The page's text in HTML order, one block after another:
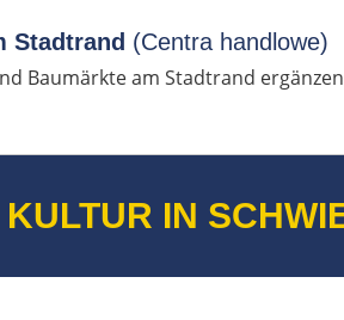
Stadtrand (Centra handlowe)
Baumärkte am Stadtrand
KULTUR IN